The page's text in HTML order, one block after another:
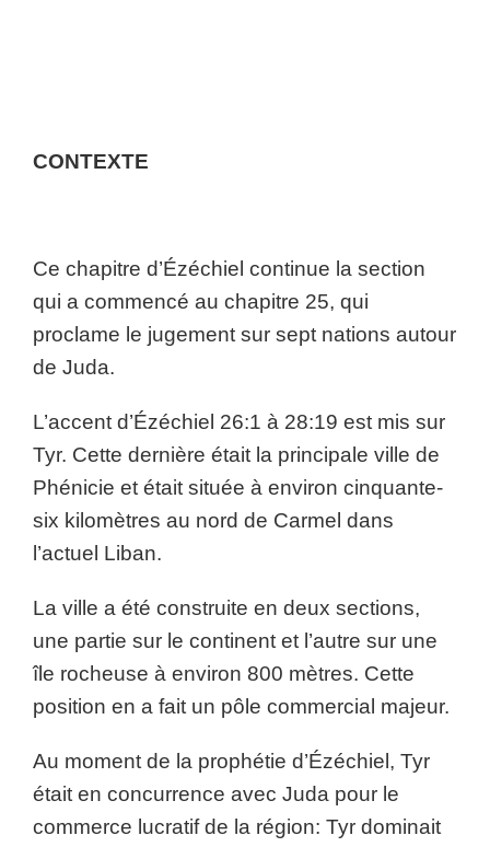
CONTEXTE
Ce chapitre d’Ézéchiel continue la section
qui a commencé au chapitre 25, qui
proclame le jugement sur sept nations autour
de Juda.
L’accent d’Ézéchiel 26:1 à 28:19 est mis sur
Tyr. Cette dernière était la principale ville de
Phénicie et était située à environ cinquante-
six kilomètres au nord de Carmel dans
l’actuel Liban.
La ville a été construite en deux sections,
une partie sur le continent et l’autre sur une
île rocheuse à environ 800 mètres. Cette
position en a fait un pôle commercial majeur.
Au moment de la prophétie d’Ézéchiel, Tyr
était en concurrence avec Juda pour le
commerce lucratif de la région: Tyr dominait